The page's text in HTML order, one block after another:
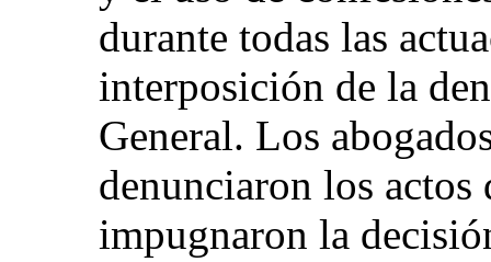
durante todas las
interposición de la
General. Los
denunciaron los
impugnaron la